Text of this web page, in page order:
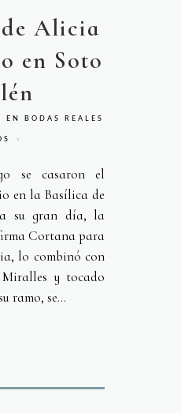
Alicia
en Soto
EN BODAS REALES
se casaron el
en la Basílica de
su gran día, la
Cortana para
lo combinó con
y tocado
ramo, se...